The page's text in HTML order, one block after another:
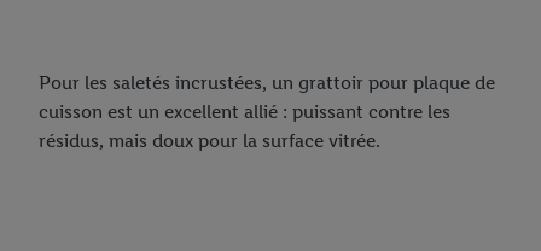
Pour les saletés incrustées, un grattoir pour plaque de
cuisson est un excellent allié : puissant contre les
résidus, mais doux pour la surface vitrée.